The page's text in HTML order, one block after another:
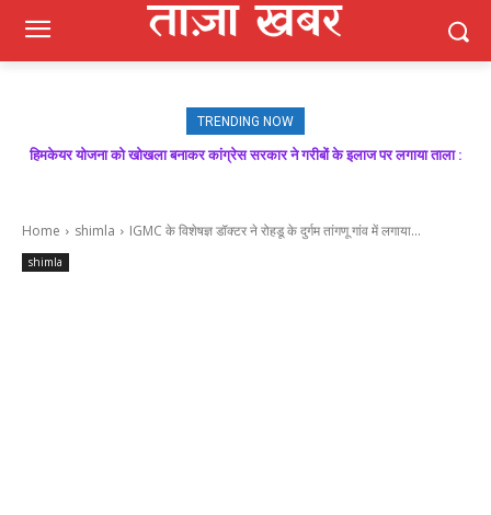
TRENDING NOW
हिमकेयर योजना को खोखला बनाकर कांग्रेस सरकार ने गरीबों के इलाज पर लगाया ताला :
मजबूत बूथ ही भाजपा की जीत की गारंटी, आगामी विधानसभा चुनाव में बूथ प्रबंधन निभाएगा
Home shimla IGMC के विशेषज्ञ डॉक्टर ने रोहडू के दुर्गम तांगणू गांव में लगाया...
shimla